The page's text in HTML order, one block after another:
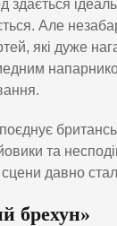
здається
Але
які дуже
та
давно
брехун»